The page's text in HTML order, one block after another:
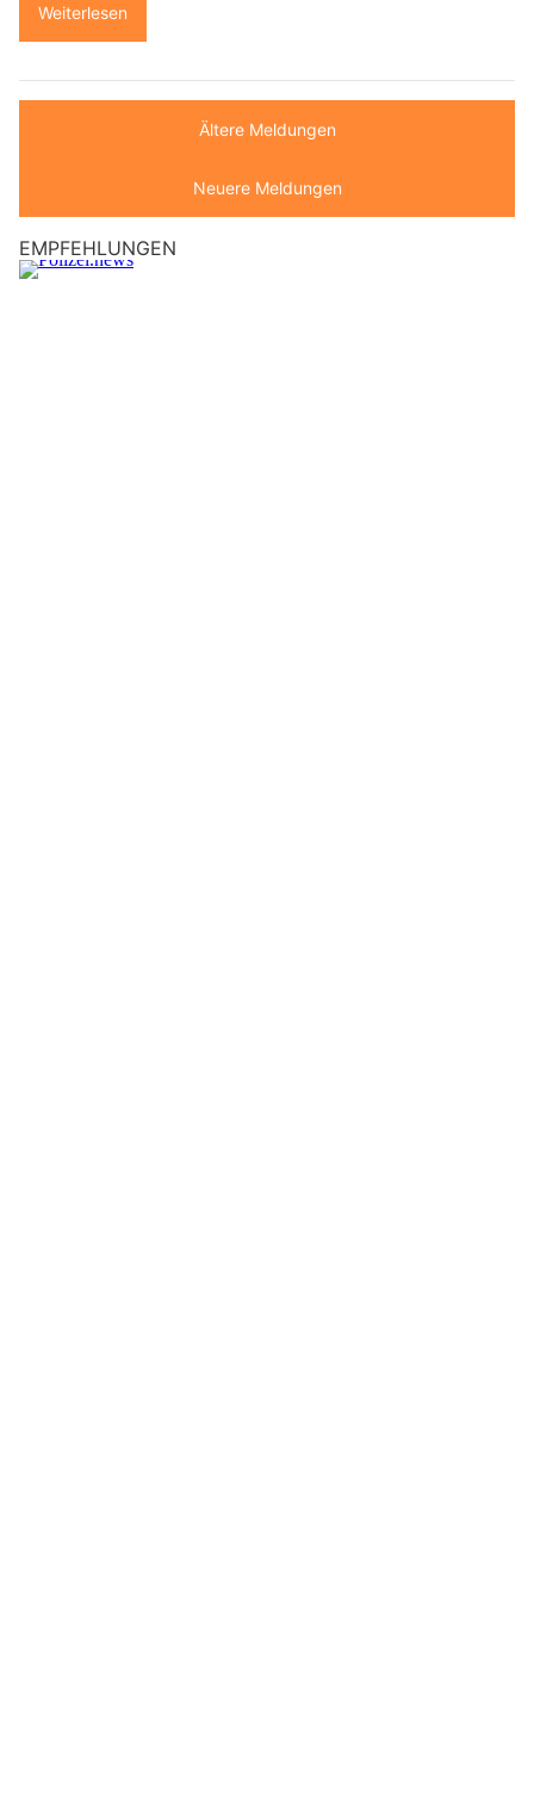
Weiterlesen
Ältere Meldungen
Neuere Meldungen
EMPFEHLUNGEN